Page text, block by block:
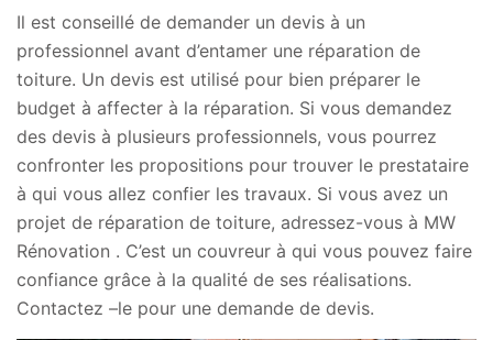
Il est conseillé de demander un devis à un
professionnel avant d’entamer une réparation de
toiture. Un devis est utilisé pour bien préparer le
budget à affecter à la réparation. Si vous demandez
des devis à plusieurs professionnels, vous pourrez
confronter les propositions pour trouver le prestataire
à qui vous allez confier les travaux. Si vous avez un
projet de réparation de toiture, adressez-vous à MW
Rénovation . C’est un couvreur à qui vous pouvez faire
confiance grâce à la qualité de ses réalisations.
Contactez –le pour une demande de devis.